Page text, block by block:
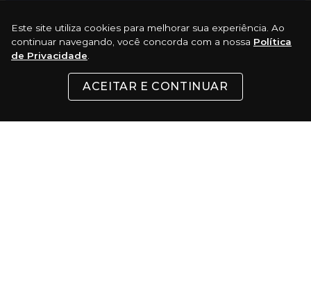
Este site utiliza cookies para melhorar sua experiência. Ao
continuar navegando, você concorda com a nossa Política
de Privacidade
ACEITAR E CONTINUAR